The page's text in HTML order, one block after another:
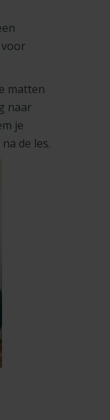
matten
naar
je
de les.